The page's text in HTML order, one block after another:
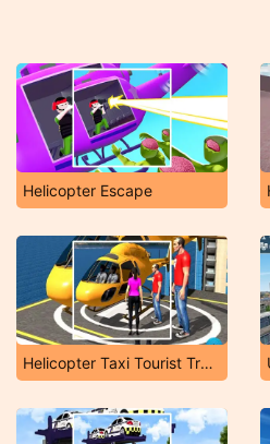
Helicopter Escape
Helicopter Taxi Tourist Transport